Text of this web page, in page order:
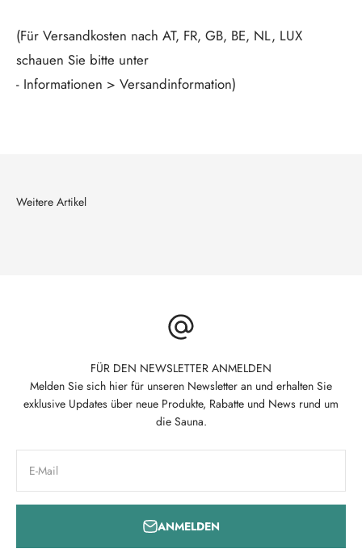
(Für Versandkosten nach AT, FR, GB, BE, NL, LUX
schauen Sie bitte unter
- Informationen > Versandinformation)
FÜR DEN NEWSLETTER ANMELDEN
Melden Sie sich hier für unseren Newsletter an und erhalten Sie
exklusive Updates über neue Produkte, Rabatte und News rund um
die Sauna.
E-Mail
ANMELDEN